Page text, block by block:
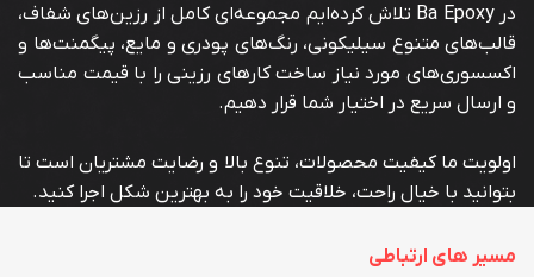
در Ba Epoxy تلاش کرده‌ایم مجموعه‌ای کامل از رزین‌های شفاف،
قالب‌های متنوع سیلیکونی، رنگ‌های پودری و مایع، پیگمنت‌ها و
اکسسوری‌های مورد نیاز ساخت کارهای رزینی را با قیمت مناسب
و ارسال سریع در اختیار شما قرار دهیم.
اولویت ما کیفیت محصولات، تنوع بالا و رضایت مشتریان است تا
بتوانید با خیال راحت، خلاقیت خود را به بهترین شکل اجرا کنید.
مسیر های ارتباطی